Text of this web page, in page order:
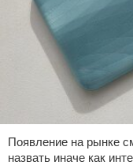
Появление на рынке
назвать иначе как